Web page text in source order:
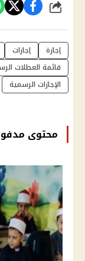
شارك
إجازة إجازات
قائمة العطلات
الإجازات الرسمية
محتوى